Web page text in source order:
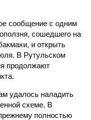
сообщение с одним
сошедшего на
и открыть
В Рутульском
продолжают
удалось наладить
схеме. В
полностью